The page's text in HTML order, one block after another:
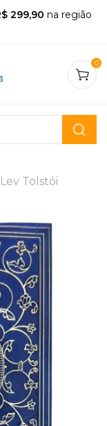
299,90 na região
0
Tolstói